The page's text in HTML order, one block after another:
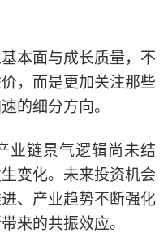
本面与成长质量，不
，而是更加关注那些
的细分方向。
业链景气逻辑尚未结
变化。未来投资机会
、产业趋势不断强化
来的共振效应。